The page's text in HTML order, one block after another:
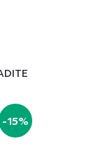
-15%